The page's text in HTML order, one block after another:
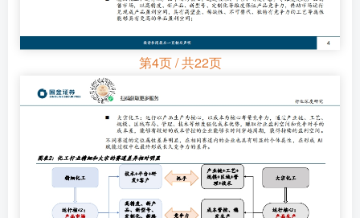
第4页 / 共22页